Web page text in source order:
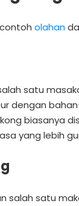
olahan
satu
dengan
biasanya
yang lebih
salah satu